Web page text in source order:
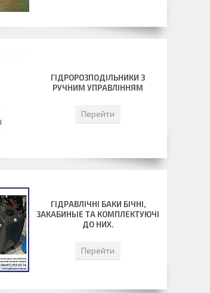
ГІДРОРОЗПОДІЛЬНИКИ З
РУЧНИМ УПРАВЛІННЯМ
Перейти
ГІДРАВЛІЧНІ БАКИ БІЧНІ,
ЗАКАБИНЫЕ ТА КОМПЛЕКТУЮЧІ
ДО НИХ.
Перейти